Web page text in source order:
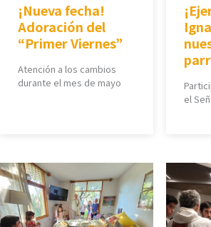
¡Nueva fecha!
Adoración del
“Primer Viernes”
Atención a los cambios
durante el mes de mayo
el